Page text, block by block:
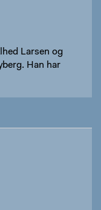
Larsen og
Han har